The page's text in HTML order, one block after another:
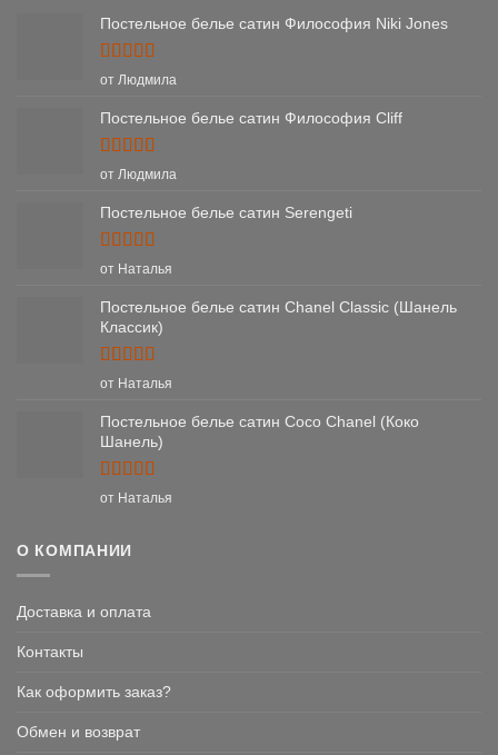
Постельное белье сатин Философия Niki Jones
Оценка5
от Людмила
Постельное белье сатин Философия Cliff
Оценка5
от Людмила
Постельное белье сатин Serengeti
Оценка5
от Наталья
Постельное белье сатин Chanel Classic (Шанель
Классик)
Оценка5
от Наталья
Постельное белье сатин Coco Chanel (Коко
Шанель)
Оценка5
от Наталья
О КОМПАНИИ
Доставка и оплата
Контакты
Как оформить заказ?
Обмен и возврат